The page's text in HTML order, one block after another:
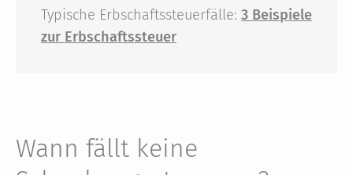
Typische Erbschaftssteuerfälle: 3 Beispiele
zur Erbschaftssteuer
Wann fällt keine